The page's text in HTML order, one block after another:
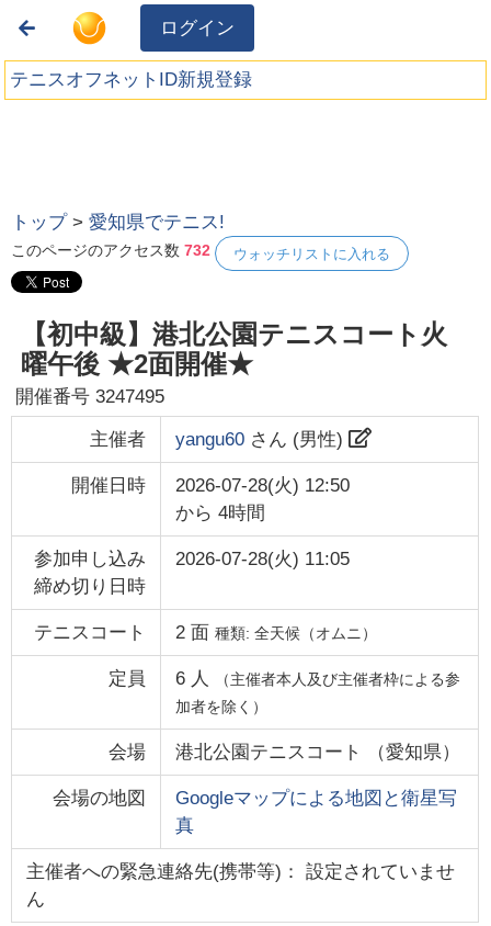
ログイン
テニスオフネットID新規登録
トップ >愛知県でテニス!
このページのアクセス数732 ウォッチリストに入れる
【初中級】港北公園テニスコート火
曜午後 ★2面開催★
開催番号3247495
主催者 yangu60さん (男性)
開催日時
2026-07-28(火) 12:50
から 4時間
参加申し込み
締め切り日時
2026-07-28(火) 11:05
テニスコート 2面 種類: 全天候（オムニ）
定員 6 人
（主催者本人及び主催者枠による参
加者を除く）
会場 港北公園テニスコート （愛知県）
会場の地図
Googleマップによる地図と衛星写
真
主催者への緊急連絡先(携帯等)： 設定されていませ
ん